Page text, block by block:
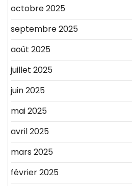
octobre 2025
septembre 2025
août 2025
juillet 2025
juin 2025
mai 2025
avril 2025
mars 2025
février 2025